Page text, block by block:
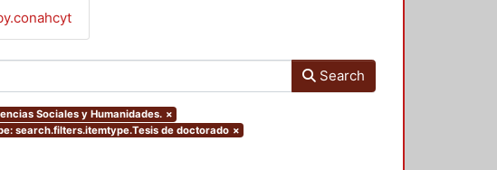
Search
Sociales y Humanidades. ×
search.filters.itemtype.Tesis de doctorado ×